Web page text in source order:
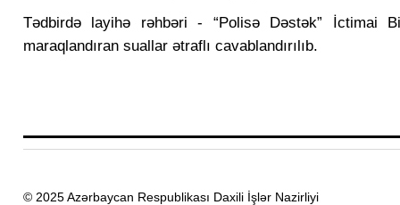
Tədbirdə layihə rəhbəri - “Polisə Dəstək” İctimai
maraqlandıran suallar ətraflı cavablandırılıb.
© 2025 Azərbaycan Respublikası Daxili İşlər Nazirliyi